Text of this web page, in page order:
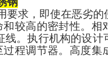
要求，即使在恶劣
较高的密封性。相
。执行机构的设
程调节器。高度集